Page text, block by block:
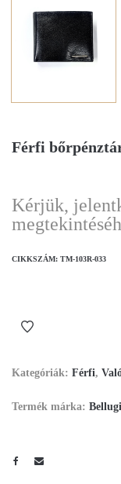
Férfi
Kérjük,
CIKKSZÁM: TM-103R-033
Kategóriák: Férfi,
Termék márka: